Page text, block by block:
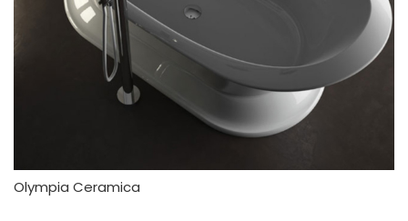
Olympia Ceramica